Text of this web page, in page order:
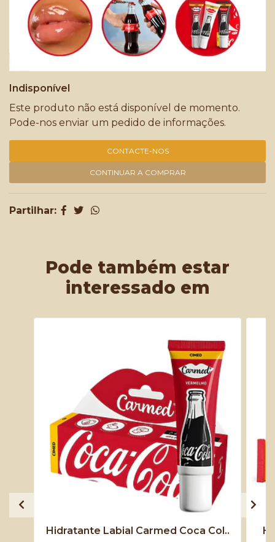
Indisponível
Este produto não está disponível de momento.
Pode-nos enviar um pedido de informações.
CONTACTE-NOS
CONTINUAR A COMPRAR
Partilhar:
Pode também estar
interessado em
Hidratante Labial Carmed Coca Col..